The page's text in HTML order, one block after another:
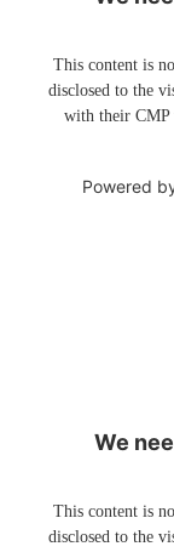
This content is
disclosed to the
with their CMP
Powered
We
This content is
disclosed to the